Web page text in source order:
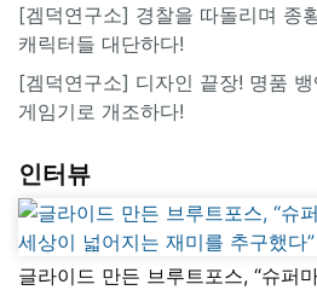
[겜덕연구소] 경찰을 따돌리며 종
캐릭터들 대단하다!
[겜덕연구소] 디자인 끝장! 명품
게임기로 개조하다!
인터뷰
글라이드 만든 브루트포스, “슈퍼